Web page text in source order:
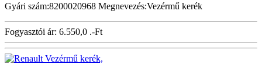
Gyári szám:8200020968 Megnevezés:Vezérmű kerék
Fogyasztói ár: 6.550,0 .-Ft